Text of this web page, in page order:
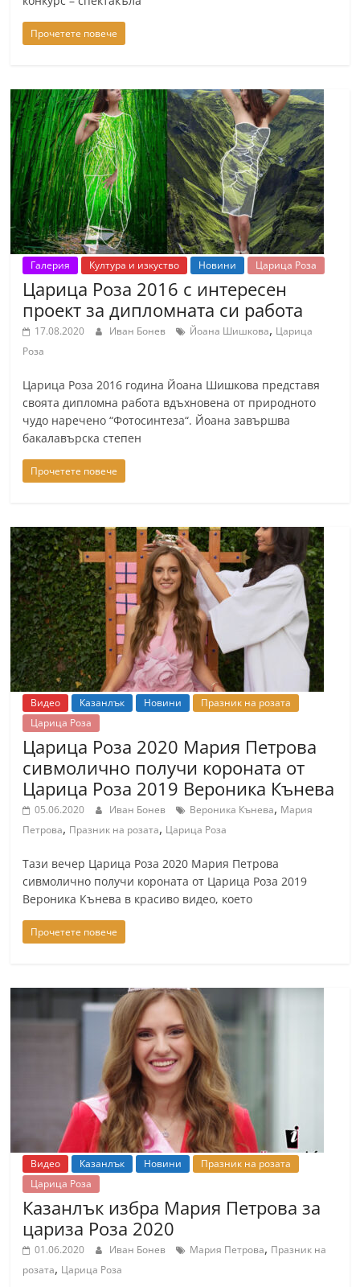
Прочетете повече
Галерия Култура и изкуство Новини Царица Роза
Царица Роза 2016 с интересен
проект за дипломната си работа
17.08.2020 Иван Бонев Йоана Шишкова, Царица
Роза
Царица Роза 2016 година Йоана Шишкова представя
своята дипломна работа вдъхновена от природното
чудо наречено “Фотосинтеза“. Йоана завършва
бакалавърска степен
Прочетете повече
Видео Казанлък Новини
Празник на розата
Царица Роза
Царица Роза 2020 Мария Петрова
сивмолично получи короната от
Царица Роза 2019 Вероника Кънева
05.06.2020 Иван Бонев Вероника Кънева, Мария
Петрова, Празник на розата, Царица Роза
Тази вечер Царица Роза 2020 Мария Петрова
сивмолично получи короната от Царица Роза 2019
Вероника Кънева в красиво видео, което
Прочетете повече
Видео Казанлък Новини
Празник на розата
Царица Роза
Казанлък избра Мария Петрова за
цариза Роза 2020
01.06.2020 Иван Бонев Мария Петрова, Празник на
розата, Царица Роза